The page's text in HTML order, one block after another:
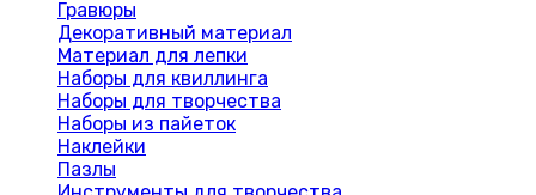
Гравюры
Декоративный материал
Материал для лепки
Наборы для квиллинга
Наборы для творчества
Наборы из пайеток
Наклейки
Пазлы